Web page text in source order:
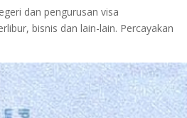
dan pengurusan visa
bisnis dan lain-lain. Percayakan